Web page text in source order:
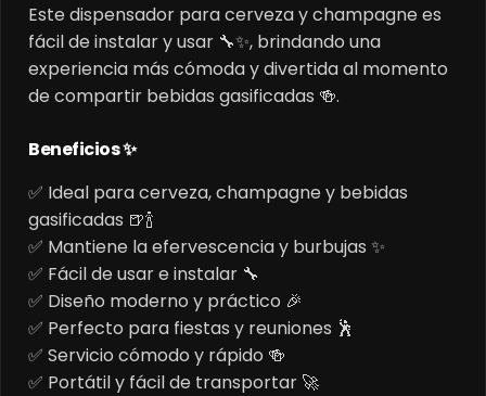
Este dispensador para cerveza y champagne es
fácil de instalar y usar 🔧✨, brindando una
experiencia más cómoda y divertida al momento
de compartir bebidas gasificadas 🍻.
Beneficios ✨
✅ Ideal para cerveza, champagne y bebidas
gasificadas 🍺🍾
✅ Mantiene la efervescencia y burbujas ✨
✅ Fácil de usar e instalar 🔧
✅ Diseño moderno y práctico 🎉
✅ Perfecto para fiestas y reuniones 🕺
✅ Servicio cómodo y rápido 🍻
✅ Portátil y fácil de transportar 🚀